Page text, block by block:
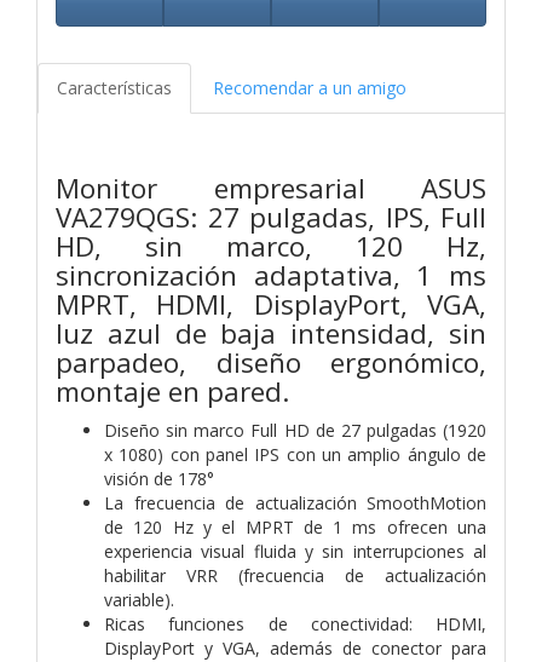
Características Recomendar a un amigo
Monitor empresarial ASUS
VA279QGS: 27 pulgadas, IPS, Full
HD, sin marco, 120 Hz,
sincronización adaptativa, 1 ms
MPRT, HDMI, DisplayPort, VGA,
luz azul de baja intensidad, sin
parpadeo, diseño ergonómico,
montaje en pared.
Diseño sin marco Full HD de 27 pulgadas (1920
x 1080) con panel IPS con un amplio ángulo de
visión de 178°
La frecuencia de actualización SmoothMotion
de 120 Hz y el MPRT de 1 ms ofrecen una
experiencia visual fluida y sin interrupciones al
habilitar VRR (frecuencia de actualización
variable).
Ricas funciones de conectividad: HDMI,
DisplayPort y VGA, además de conector para